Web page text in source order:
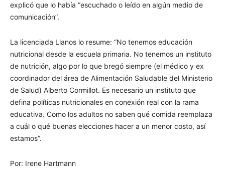
explicó que lo había “escuchado o leído en algún medio de
comunicación”.
La licenciada Llanos lo resume: “No tenemos educación
nutricional desde la escuela primaria. No tenemos un instituto
de nutrición, algo por lo que bregó siempre (el médico y ex
coordinador del área de Alimentación Saludable del Ministerio
de Salud) Alberto Cormillot. Es necesario un instituto que
defina políticas nutricionales en conexión real con la rama
educativa. Como los adultos no saben qué comida reemplaza
a cuál o qué buenas elecciones hacer a un menor costo, así
estamos”.
Por: Irene Hartmann